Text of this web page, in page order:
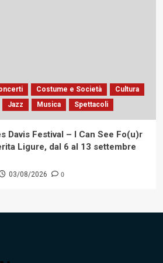
Costume e Società
Cultura
Jazz Musica Spettacoli
Davis Festival – I Can See Fo(u)r
Ligure, dal 6 al 13 settembre
03/08/2026 0